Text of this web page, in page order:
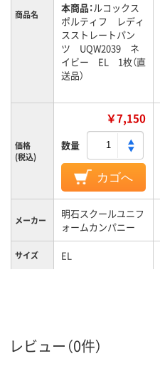
商品名 本商品：ルコックス
ポルティフ レディ
スストレートパン
ツ UQW2039 ネ
イビー EL 1枚（直
送品）
価格
(税込)
￥7,150
数量
カゴへ
メーカー
明石スクールユニフ
ォームカンパニー
サイズ EL
レビュー（0件）